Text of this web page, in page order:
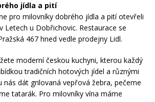
jídla a pití
pro milovníky dobrého jídla a pití otevřeli
Letech u Dobřichovic. Restaurace se
467 hned vedle prodejny Lidl.
moderní českou kuchyni, kterou každý
tradičních hotových jídel a různými
nás dát grilovaná vepřová žebra, pečeme
tatarák. Pro milovníky vína máme